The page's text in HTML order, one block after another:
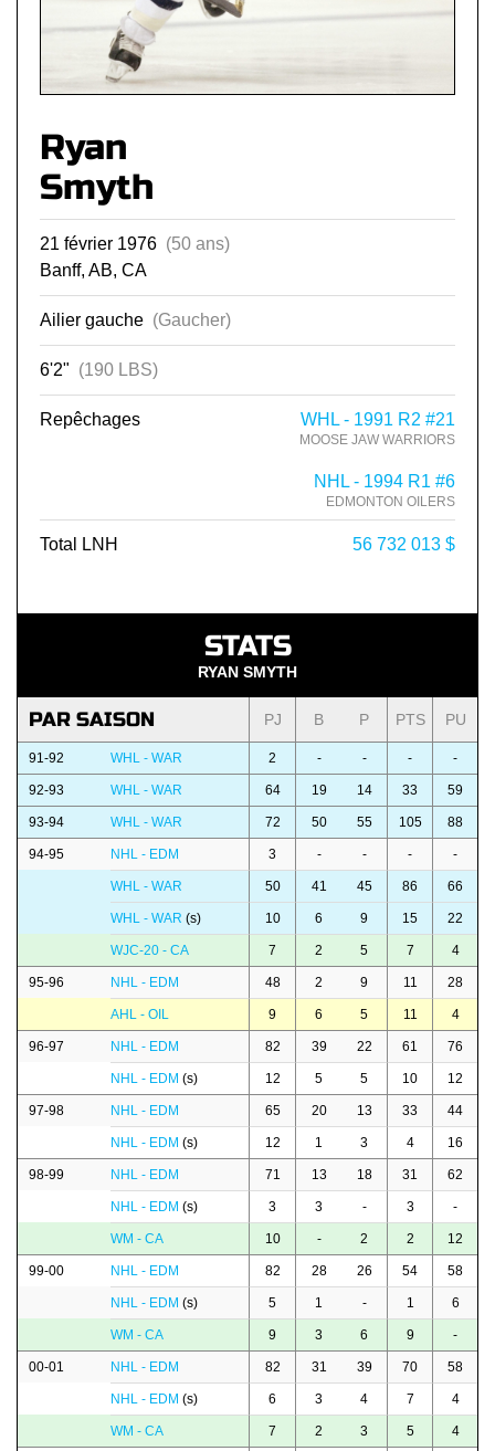
Ryan
Smyth
21 février 1976 (50 ans)
Banff, AB, CA
Ailier gauche (Gaucher)
6'2" (190 LBS)
Repêchages WHL - 1991 R2 #21
MOOSE JAW WARRIORS
NHL - 1994 R1 #6
EDMONTON OILERS
Total LNH 56 732 013 $
STATS
RYAN SMYTH
PAR SAISON PJ B P PTS PU
91-92 WHL - WAR 2 - - - -
92-93 WHL - WAR 64 19 14 33 59
93-94 WHL - WAR 72 50 55 105 88
94-95 NHL - EDM 3 - - - -
WHL - WAR 50 41 45 86 66
WHL - WAR (s) 10 6 9 15 22
WJC-20 - CA 7 2 5 7 4
95-96 NHL - EDM 48 2 9 11 28
AHL - OIL 9 6 5 11 4
96-97 NHL - EDM 82 39 22 61 76
NHL - EDM (s) 12 5 5 10 12
97-98 NHL - EDM 65 20 13 33 44
NHL - EDM (s) 12 1 3 4 16
98-99 NHL - EDM 71 13 18 31 62
NHL - EDM (s) 3 3 - 3 -
WM - CA 10 - 2 2 12
99-00 NHL - EDM 82 28 26 54 58
NHL - EDM (s) 5 1 - 1 6
WM - CA 9 3 6 9 -
00-01 NHL - EDM 82 31 39 70 58
NHL - EDM (s) 6 3 4 7 4
WM - CA 7 2 3 5 4